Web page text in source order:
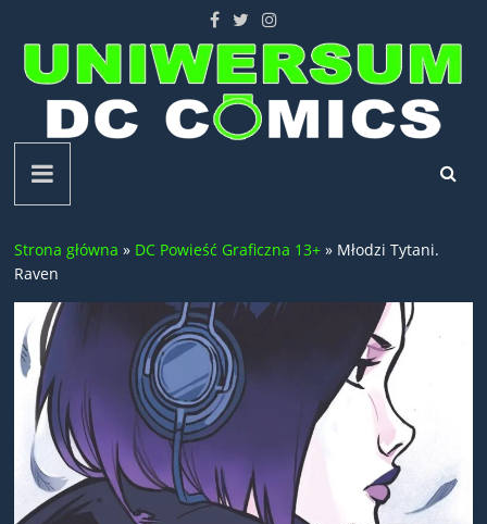
content
Uniwersum
DC
Comics
Strona główna » DC Powieść Graficzna 13+ » Młodzi Tytani.
Raven